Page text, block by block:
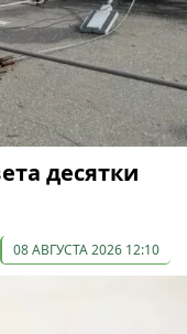
десятки
08 АВГУСТА 2026 12:10